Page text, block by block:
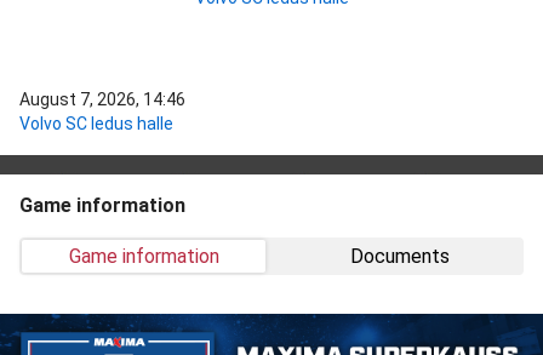
August 7, 2026, 14:46
Volvo SC ledus halle
Game information
Game information Documents